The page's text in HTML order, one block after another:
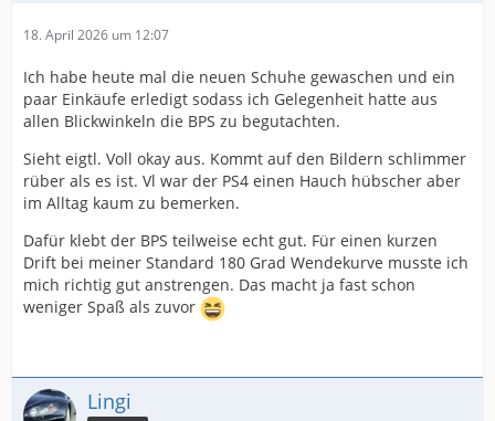
18. April 2026 um 12:07
Ich habe heute mal die neuen Schuhe gewaschen und ein
paar Einkäufe erledigt sodass ich Gelegenheit hatte aus
allen Blickwinkeln die BPS zu begutachten.
Sieht eigtl. Voll okay aus. Kommt auf den Bildern schlimmer
rüber als es ist. Vl war der PS4 einen Hauch hübscher aber
im Alltag kaum zu bemerken.
Dafür klebt der BPS teilweise echt gut. Für einen kurzen
Drift bei meiner Standard 180 Grad Wendekurve musste ich
mich richtig gut anstrengen. Das macht ja fast schon
weniger Spaß als zuvor
Lingi